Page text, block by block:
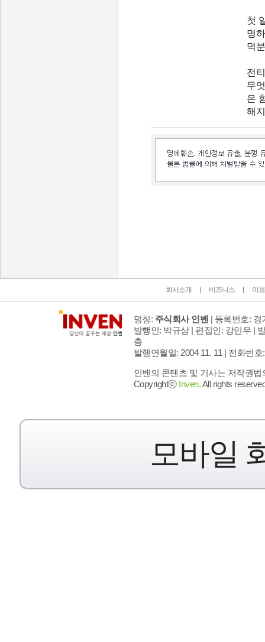
첫
명
덕
전
무
은
해
회사소개 비즈니스 이
명칭: 주식회사 인벤 | 등록번호: 경
발행인: 박규상 | 편집인: 강민우 |
층
발행연월일: 2004 11. 11 | 전화번호
인벤의 콘텐츠 및 기사는 저작권
Copyrightⓒ Inven.All rights
모바일